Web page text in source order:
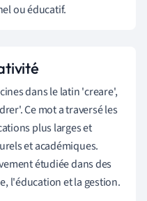
ou éducatif.
dans le latin 'creare',
Ce mot a traversé les
plus larges et
et académiques.
étudiée dans des
l'éducation et la gestion.